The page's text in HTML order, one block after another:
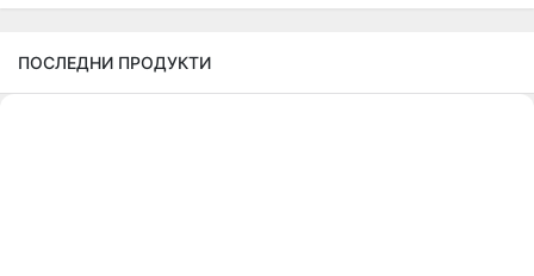
ПОСЛЕДНИ ПРОДУКТИ